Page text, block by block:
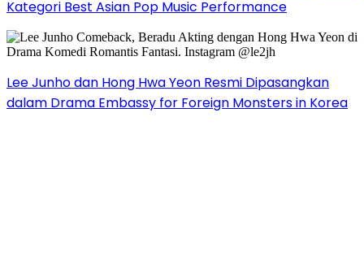
Kategori Best Asian Pop Music Performance
Lee Junho dan Hong Hwa Yeon Resmi Dipasangkan
dalam Drama Embassy for Foreign Monsters in Korea